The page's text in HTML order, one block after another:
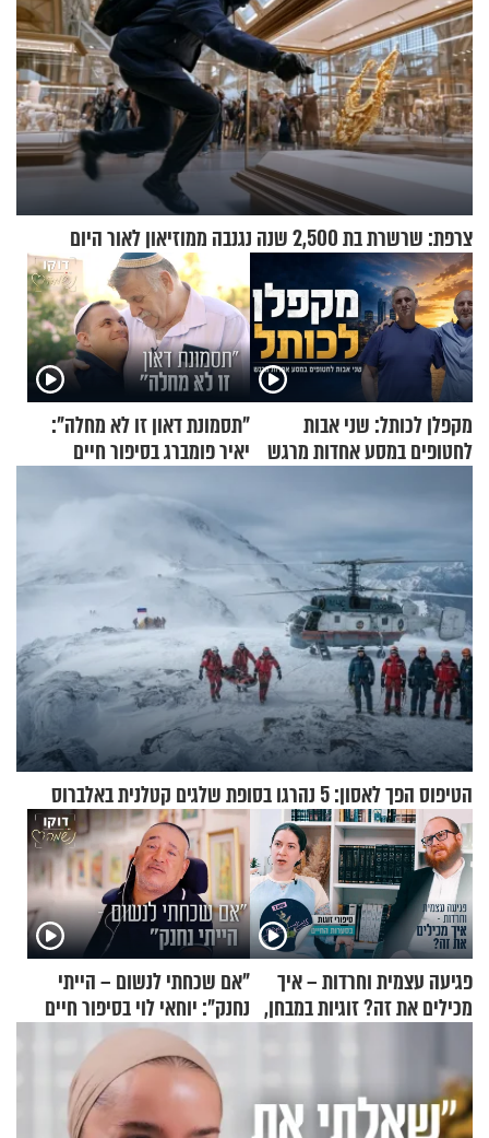
צרפת: שרשרת בת 2,500 שנה נגנבה ממוזיאון לאור היום
מקפלן לכותל: שני אבות
לחטופים במסע אחדות מרגש
"תסמונת דאון זו לא מחלה":
יאיר פומברג בסיפור חיים
הטיפוס הפך לאסון: 5 נהרגו בסופת שלגים קטלנית באלברוס
פגיעה עצמית וחרדות – איך
מכילים את זה? זוגיות במבחן,
"אם שכחתי לנשום – הייתי
נחנק": יוחאי לוי בסיפור חיים
מעורר השראה